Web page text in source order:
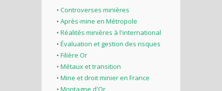
• Controverses minières
• Après-mine en Métropole
• Réalités minières à l'international
• Évaluation et gestion des risques
• Filière Or
• Métaux et transition
• Mine et droit minier en France
• Montagne d'Or